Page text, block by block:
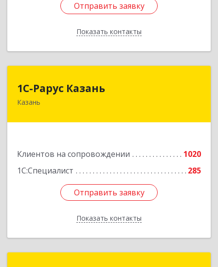
Отправить заявку
Показать контакты
Отправить заявку
Назад
1С-Рарус Казань
Казань
Клиентов на сопровождении
1020
1С:Специалист
285
Отправить заявку
Показать контакты
420088, Татарстан Респ, Казань г, Победы пр-
Отправить заявку
Назад